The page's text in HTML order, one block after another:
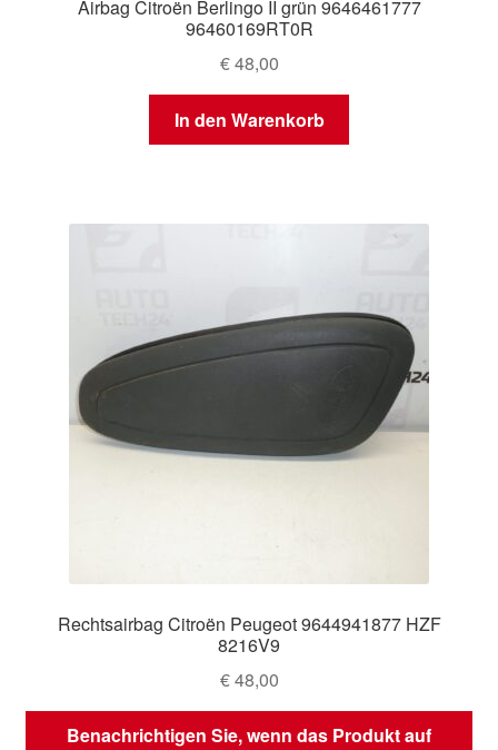
Airbag Citroën Berlingo II grün 9646461777
96460169RT0R
€48,00
In den Warenkorb
Rechtsairbag Citroën Peugeot 9644941877 HZF
8216V9
€48,00
Benachrichtigen Sie, wenn das Produkt auf